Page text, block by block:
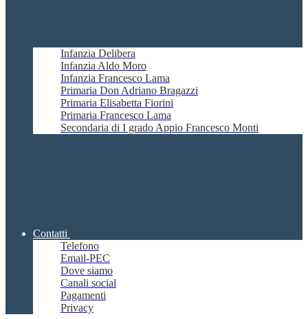
Infanzia Delibera
Infanzia Aldo Moro
Infanzia Francesco Lama
Primaria Don Adriano Bragazzi
Primaria Elisabetta Fiorini
Primaria Francesco Lama
Secondaria di I grado Appio Francesco Monti
Contatti
Telefono
Email-PEC
Dove siamo
Canali social
Pagamenti
Privacy